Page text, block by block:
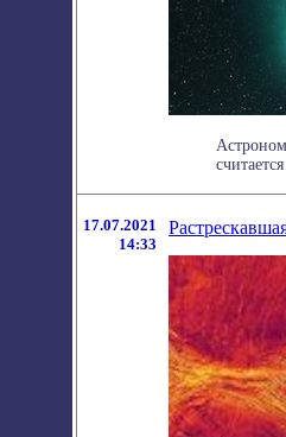
17.07.2021
14:33